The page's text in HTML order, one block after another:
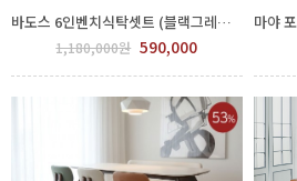
바도스 6인벤치식탁셋트 (블랙그레이) FPP44-4.5.6
1,180,000원 590,000